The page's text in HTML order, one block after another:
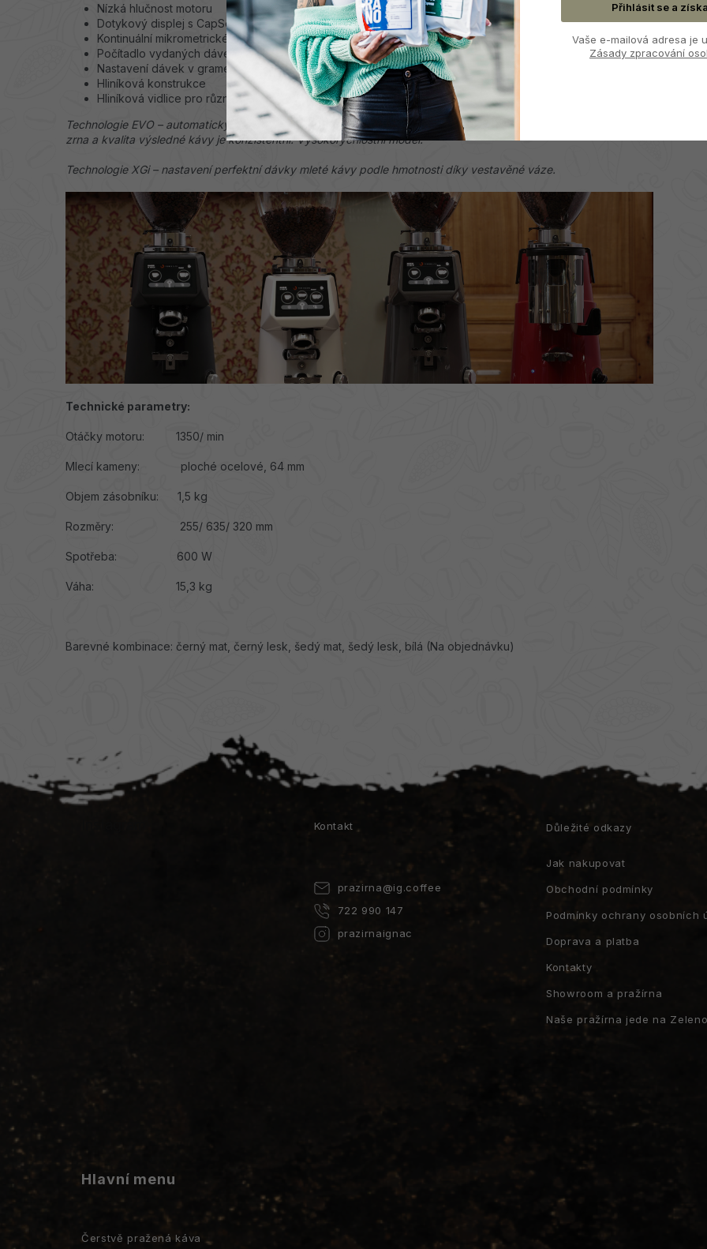
Nízká hlučnost motoru
Dotykový displej s CapSense technologií
Kontinuální mikrometrické nastavení – hrubost mletí se nastaví diskem nad zásobníkem
Počítadlo vydaných dávek kávy
Nastavení dávek v gramech
Hliníková konstrukce
Hliníková vidlice pro různé druhy portafiltrů
Technologie EVO – automatický chladící ventilátor zajišťující odchod tepla z motoru, díky čemuž se nepřehřívají
zrna a kvalita výsledné kávy je konzistentní. Vysokorychlostní model.
Technologie XGi – nastavení perfektní dávky mleté kávy podle hmotnosti díky vestavěné váze.
Technické parametry:
Otáčky motoru: 1350/ min
Mlecí kameny: ploché ocelové, 64 mm
Objem zásobníku: 1,5 kg
Rozměry: 255/ 635/ 320 mm
Spotřeba: 600 W
Váha: 15,3 kg
Barevné kombinace: černý mat, černý lesk, šedý mat, šedý lesk, bílá (Na objednávku)
á
Kontakt
prazirna@ig.coffee
722 990 147
prazirnaignac
Důležité odkazy
Jak nakupovat
Obchodní podmínky
Podmínky ochrany osobních
Doprava a platba
Kontakty
Showroom a pražírna
Naše pražírna jede na
Hlavní menu
Čerstvě pražená káva
Přihlásit se a
Vaše e-mailová adresa je
Zásady zpracování